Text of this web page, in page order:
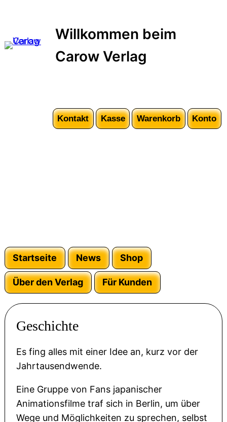
Willkommen beim
Carow Verlag
Kontakt Kasse Warenkorb Konto
Startseite News Shop
Über den Verlag Für Kunden
Geschichte
Es fing alles mit einer Idee an, kurz vor der
Jahrtausendwende.
Eine Gruppe von Fans japanischer
Animationsfilme traf sich in Berlin, um über
Wege und Möglichkeiten zu sprechen, selbst